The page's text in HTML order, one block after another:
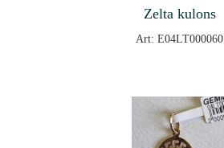
Zelta kulons
Art: E04LT000060